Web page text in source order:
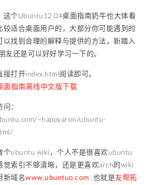
这个Ubuntu12.04桌面指南奶牛也大体看
较适合桌面用户的，大部分你可能遇到的
以找到合理的解释与提供的方法，新踏入
友还是可以好好学习一下的。
打开index.html阅读即可。
面指南离线中文版下载
：
~happyaron/ubuntu-
个ubuntu wiki，个人不是很喜欢ubuntu
觉索引不够清晰，还是更喜欢arch的wiki
新域名www.ubuntuo.com ,也就是友帮拓